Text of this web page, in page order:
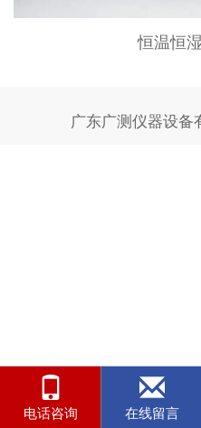
恒温恒
广东广测仪器设
电话咨询 在线留言